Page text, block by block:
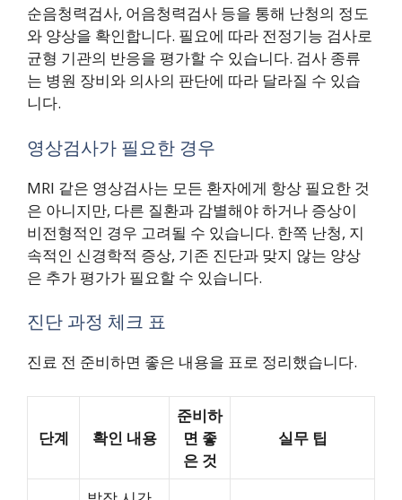
순음청력검사, 어음청력검사 등을 통해 난청의 정도
와 양상을 확인합니다. 필요에 따라 전정기능 검사로
균형 기관의 반응을 평가할 수 있습니다. 검사 종류
는 병원 장비와 의사의 판단에 따라 달라질 수 있습
니다.
영상검사가 필요한 경우
MRI 같은 영상검사는 모든 환자에게 항상 필요한 것
은 아니지만, 다른 질환과 감별해야 하거나 증상이
비전형적인 경우 고려될 수 있습니다. 한쪽 난청, 지
속적인 신경학적 증상, 기존 진단과 맞지 않는 양상
은 추가 평가가 필요할 수 있습니다.
진단 과정 체크 표
진료 전 준비하면 좋은 내용을 표로 정리했습니다.
단계 확인 내용
준비하
면 좋
은 것
실무 팁